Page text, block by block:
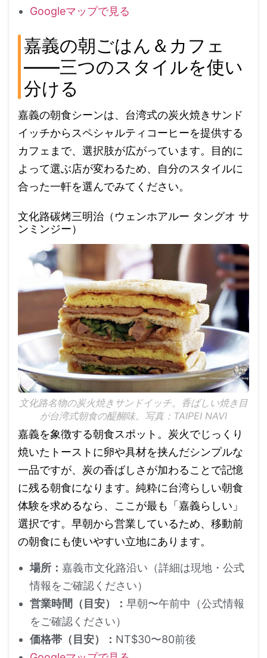
Googleマップで見る
嘉義の朝ごはん＆カフェ
——三つのスタイルを使い
分ける
嘉義の朝食シーンは、台湾式の炭火焼きサンド
イッチからスペシャルティコーヒーを提供する
カフェまで、選択肢が広がっています。目的に
よって選ぶ店が変わるため、自分のスタイルに
合った一軒を選んでみてください。
文化路碳烤三明治（ウェンホアルー タングオ サ
ンミンジー）
文化路名物の炭火焼きサンドイッチ。香ばしい焼き目
が台湾式朝食の醍醐味。写真：TAIPEI NAVI
嘉義を象徴する朝食スポット。炭火でじっくり
焼いたトーストに卵や具材を挟んだシンプルな
一品ですが、炭の香ばしさが加わることで記憶
に残る朝食になります。純粋に台湾らしい朝食
体験を求めるなら、ここが最も「嘉義らしい」
選択です。早朝から営業しているため、移動前
の朝食にも使いやすい立地にあります。
場所： 嘉義市文化路沿い（詳細は現地・公式
情報をご確認ください）
営業時間（目安）： 早朝〜午前中（公式情報
をご確認ください）
価格帯（目安）： NT$30〜80前後